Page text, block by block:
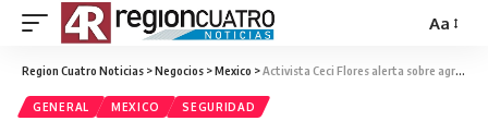
Aa
Region Cuatro Noticias >Negocios >Mexico >Activista Ceci Flores alerta sobre agresiones durante jornada de búsqueda de personas en Sonora
GENERAL MEXICO SEGURIDAD